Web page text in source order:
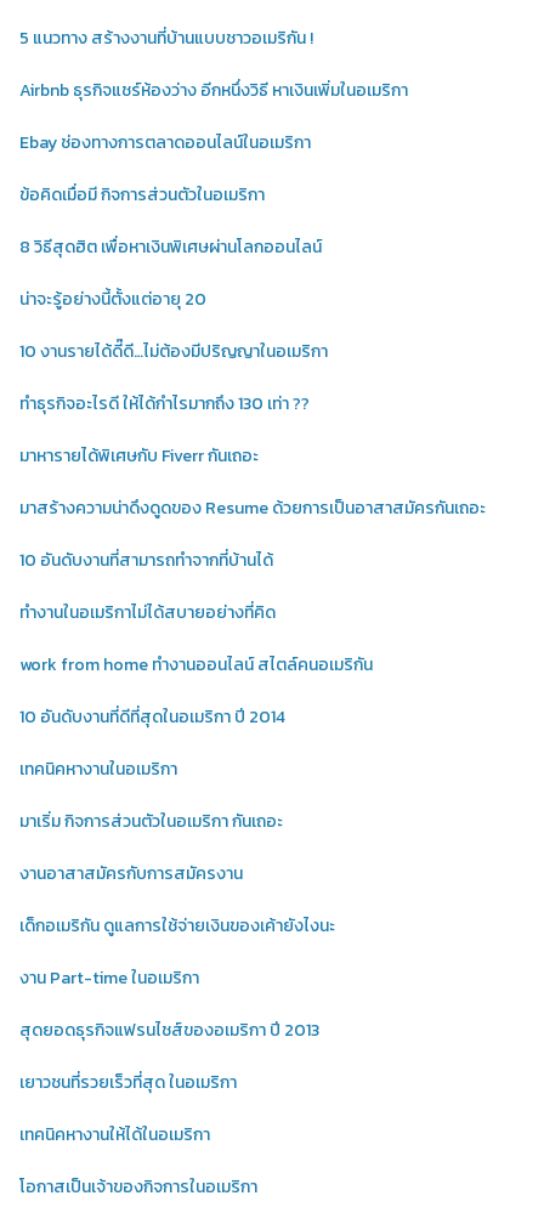
5 แนวทาง สร้างงานที่บ้านแบบชาวอเมริกัน !
Airbnb ธุรกิจแชร์ห้องว่าง อีกหนึ่งวิธี หาเงินเพิ่มในอเมริกา
Ebay ช่องทางการตลาดออนไลน์ในอเมริกา
ข้อคิดเมื่อมี กิจการส่วนตัวในอเมริกา
8 วิธีสุดฮิต เพื่อหาเงินพิเศษผ่านโลกออนไลน์
น่าจะรู้อย่างนี้ตั้งแต่อายุ 20
10 งานรายได้ดี๊ดี…ไม่ต้องมีปริญญาในอเมริกา
ทำธุรกิจอะไรดี ให้ได้กำไรมากถึง 130 เท่า ??
มาหารายได้พิเศษกับ Fiverr กันเถอะ
มาสร้างความน่าดึงดูดของ Resume ด้วยการเป็นอาสาสมัครกันเถอะ
10 อันดับงานที่สามารถทำจากที่บ้านได้
ทำงานในอเมริกาไม่ได้สบายอย่างที่คิด
work from home ทำงานออนไลน์ สไตล์คนอเมริกัน
10 อันดับงานที่ดีที่สุดในอเมริกา ปี 2014
เทคนิคหางานในอเมริกา
มาเริ่ม กิจการส่วนตัวในอเมริกา กันเถอะ
งานอาสาสมัครกับการสมัครงาน
เด็กอเมริกัน ดูแลการใช้จ่ายเงินของเค้ายังไงนะ
งาน Part-time ในอเมริกา
สุดยอดธุรกิจแฟรนไชส์ของอเมริกา ปี 2013
เยาวชนที่รวยเร็วที่สุด ในอเมริกา
เทคนิคหางานให้ได้ในอเมริกา
โอกาสเป็นเจ้าของกิจการในอเมริกา